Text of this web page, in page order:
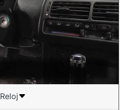
Reloj